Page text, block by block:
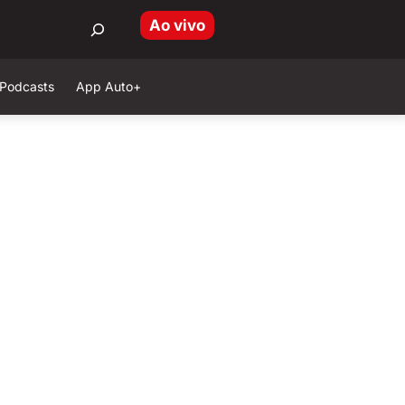
Ao vivo
Podcasts App Auto+